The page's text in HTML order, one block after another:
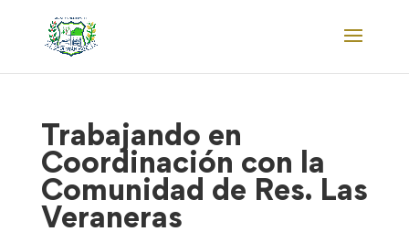
Trabajando en
Coordinación con la
Comunidad de Res. Las
Veraneras